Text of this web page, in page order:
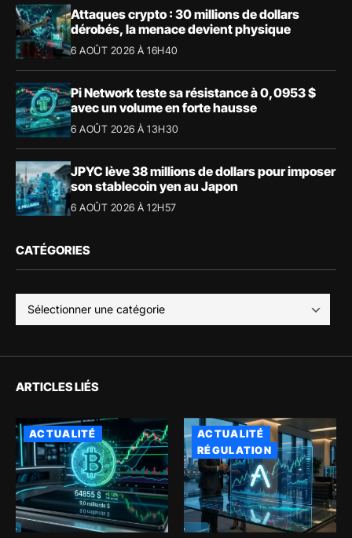
Attaques crypto : 30 millions de dollars
dérobés, la menace devient physique
6 AOÛT 2026 À 16H40
Pi Network teste sa résistance à 0,0953 $
avec un volume en forte hausse
6 AOÛT 2026 À 13H30
JPYC lève 38 millions de dollars pour imposer
son stablecoin yen au Japon
6 AOÛT 2026 À 12H57
CATÉGORIES
ARTICLES LIÉS
ACTUALITÉ
ACTUALITÉ
RÉGULATION